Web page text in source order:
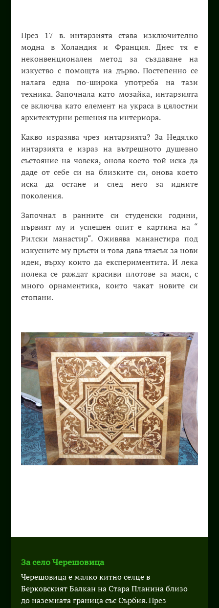
През 17 в. интарзията става изключително
модна в Холандия и Франция. Днес тя е
неконвенционален метод за създаване на
изкуство с помощта на дърво. Постепенно се
налага една по-широка употреба на тази
техника. Започнала като мозайка, интарзията
се включва като елемент на украса в цялостни
архитектурни решения на интериора.
Какво изразява чрез интарзията? За Недялко
интарзията е израз на вътрешното душевно
състояние на човека, онова което той иска да
даде от себе си на близките си, онова което
иска да остане и след него за идните
поколения.
Започнал в ранните си студенски години,
първият му и успешен опит е картина на “
Рилски манастир“. Оживява мананстира под
изкусните му пръсти и това дава тласък за нови
идеи, върху които да експериментита. И лека
полека се раждат красиви плотове за маси, с
много орнаментика, които чакат новите си
стопани.
За село Черешовица
Черешовица е малко китно селце в
Берковският Балкан на Стара Планина близо
до наземната граница със Сърбия. През